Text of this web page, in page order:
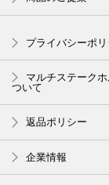
プライバシーポ
マルチステーク
ついて
返品ポリシー
企業情報